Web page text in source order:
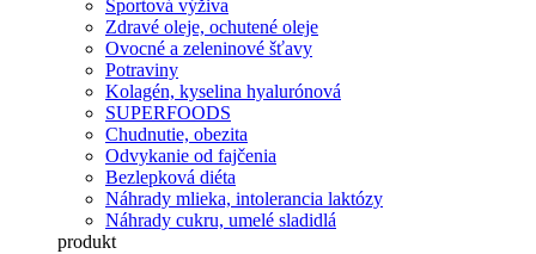
Športová výživa
Zdravé oleje, ochutené oleje
Ovocné a zeleninové šťavy
Potraviny
Kolagén, kyselina hyalurónová
SUPERFOODS
Chudnutie, obezita
Odvykanie od fajčenia
Bezlepková diéta
Náhrady mlieka, intolerancia laktózy
Náhrady cukru, umelé sladidlá
produkt